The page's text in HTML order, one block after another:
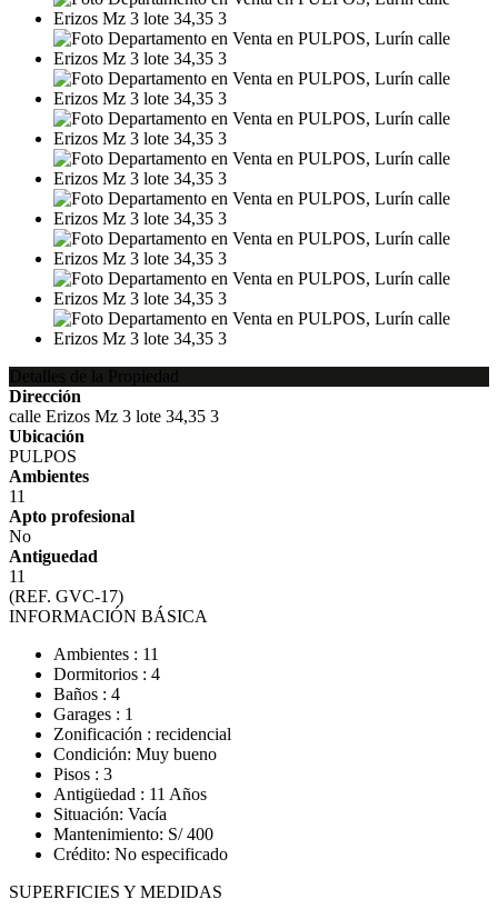
Dirección
calle Erizos Mz 3 lote 34,35 3
Ubicación
PULPOS
Ambientes
11
Apto profesional
No
Antiguedad
11
(REF. GVC-17)
INFORMACIÓN BÁSICA
Ambientes : 11
Dormitorios : 4
Baños : 4
Garages : 1
Zonificación : recidencial
Condición: Muy bueno
Pisos : 3
Antigüedad : 11 Años
Situación: Vacía
Mantenimiento: S/ 400
Crédito: No especificado
SUPERFICIES Y MEDIDAS